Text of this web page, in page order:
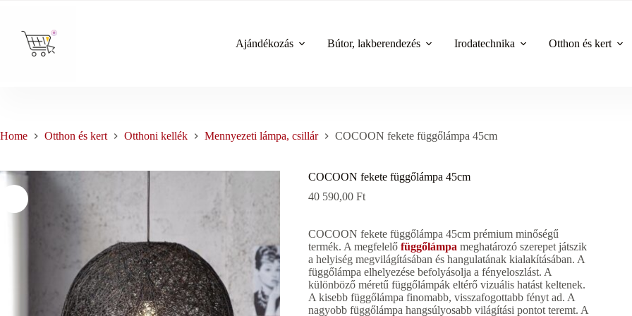
content
Ajándékozás
Bútor, lakberendezés Irodatechnika Otthon és kert
Home Otthon és kert Otthoni kellék Mennyezeti lámpa, csillár COCOON fekete függőlámpa 45cm
COCOON fekete függőlámpa 45cm
40 590,00Ft
COCOON fekete függőlámpa 45cm prémium minőségű
termék. A megfelelőfüggőlámpa meghatározó szerepet játszik
a helyiség megvilágításában és hangulatának kialakításában. A
függőlámpa elhelyezése befolyásolja a fényeloszlást. A
különböző méretű függőlámpák eltérő vizuális hatást keltenek.
A kisebb függőlámpa finomabb, visszafogottabb fényt ad. A
nagyobb függőlámpa hangsúlyosabb világítási pontot teremt. A